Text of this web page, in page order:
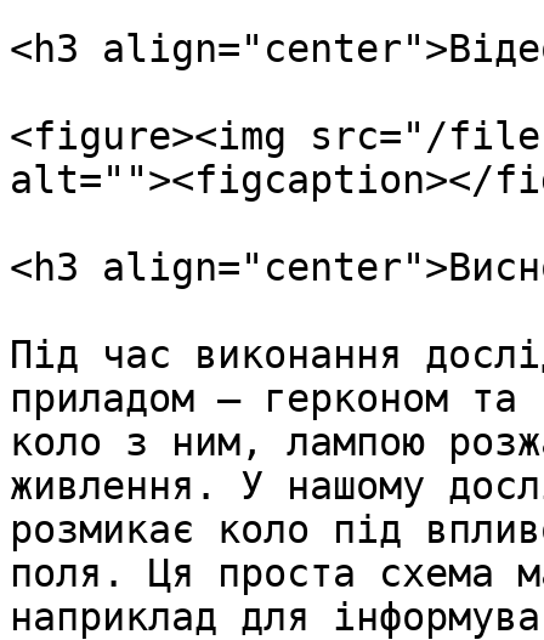
<h3
<figure><img src="/files/
alt=""><figcaption></
<h3
Під час виконання
приладом – герконом та
коло з ним, лампою
живлення. У нашому
розмикає коло під
поля. Ця проста схема
наприклад для